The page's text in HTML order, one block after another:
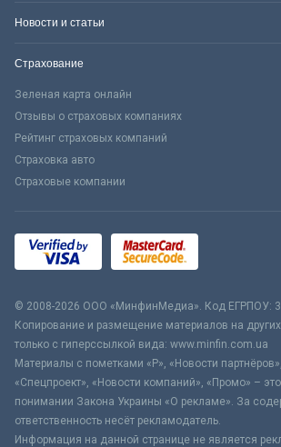
Новости и статьи
Страхование
Зеленая карта онлайн
Отзывы о страховых компаниях
Рейтинг страховых компаний
Страховка авто
Страховые компании
© 2008-2026 ООО «МинфинМедиа». Код ЕГРПОУ:
Копирование и размещение материалов на
только с гиперссылкой вида: www.minfin.com.ua
Материалы с пометками «Р», «Новости партнёров»,
«Спецпроект», «Новости компаний», «Промо» –
понимании Закона Украины «О рекламе». За
ответственность несёт рекламодатель.
Информация на данной странице не является